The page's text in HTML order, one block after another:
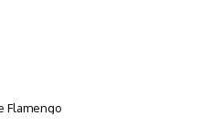
Flamengo